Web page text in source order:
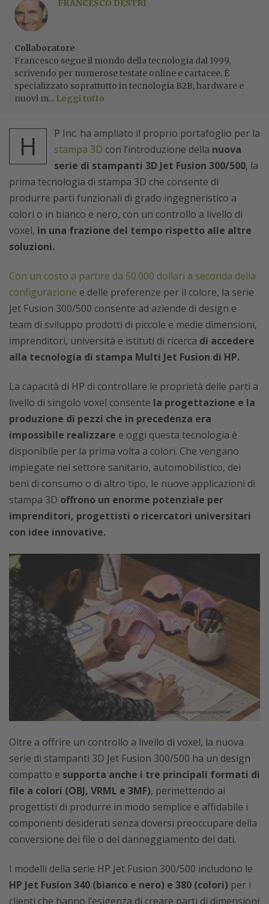
FRANCESCO DESTRI
Collaboratore
Francesco segue il mondo della tecnologia dal 1999,
scrivendo per numerose testate online e cartacee. È
specializzato soprattutto in tecnologia B2B, hardware e
nuovi m... Leggi tutto
H
P Inc. ha ampliato il proprio portafoglio per la
stampa 3D con l’introduzione della nuova
serie di stampanti 3D Jet Fusion 300/500, la
prima tecnologia di stampa 3D che consente di
produrre parti funzionali di grado ingegneristico a
colori o in bianco e nero, con un controllo a livello di
voxel, in una frazione del tempo rispetto alle altre
soluzioni.
Con un costo a partire da 50.000 dollari a seconda della
configurazione e delle preferenze per il colore, la serie
Jet Fusion 300/500 consente ad aziende di design e
team di sviluppo prodotti di piccole e medie dimensioni,
imprenditori, università e istituti di ricerca di accedere
alla tecnologia di stampa Multi Jet Fusion di HP.
La capacità di HP di controllare le proprietà delle parti a
livello di singolo voxel consente la progettazione e la
produzione di pezzi che in precedenza era
impossibile realizzare e oggi questa tecnologia è
disponibile per la prima volta a colori. Che vengano
impiegate nel settore sanitario, automobilistico, dei
beni di consumo o di altro tipo, le nuove applicazioni di
stampa 3D offrono un enorme potenziale per
imprenditori, progettisti o ricercatori universitari
con idee innovative.
Oltre a offrire un controllo a livello di voxel, la nuova
serie di stampanti 3D Jet Fusion 300/500 ha un design
compatto e supporta anche i tre principali formati di
file a colori (OBJ, VRML e 3MF), permettendo ai
progettisti di produrre in modo semplice e affidabile i
componenti desiderati senza doversi preoccupare della
conversione dei file o del danneggiamento dei dati.
I modelli della serie HP Jet Fusion 300/500 includono le
HP Jet Fusion 340 (bianco e nero) e 380 (colori) per i
clienti che hanno l’esigenza di creare parti di dimensioni